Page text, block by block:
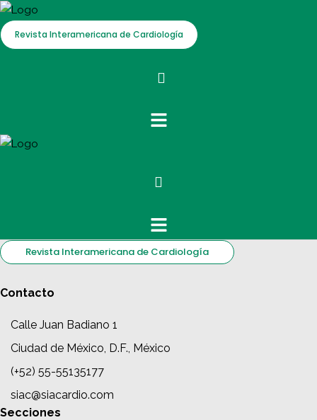
Revista Interamericana de Cardiología
Revista Interamericana de Cardiología
Contacto
Calle Juan Badiano 1
Ciudad de México, D.F., México
(+52) 55-55135177
siac@siacardio.com
Secciones